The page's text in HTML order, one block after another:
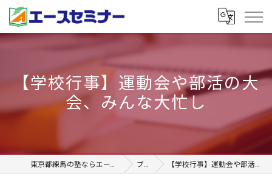
【学校行事】運動会や部活の大
会、みんな大忙し
東京都練馬の塾ならエースセミナー石神井本校 ブログ 【学校行事】運動会や部活の大会、みんな大忙し